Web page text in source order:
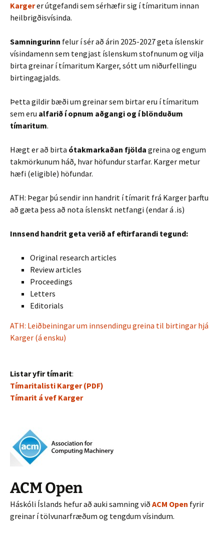
Kargerer útgefandi sem sérhæfir sig í tímaritum innan
heilbrigðisvísinda.
Samningurinn felur í sér að árin 2025-2027 geta íslenskir
vísindamenn sem tengjast íslenskum stofnunum og vilja
birta greinar í tímaritum Karger, sótt um niðurfellingu
birtingagjalds.
Þetta gildir bæði um greinar sem birtar eru í tímaritum
sem eru alfarið í opnum aðgangi og í blönduðum
tímaritum.
Hægt er að birta ótakmarkaðan fjölda greina og engum
takmörkunum háð, hvar höfundur starfar. Karger metur
hæfi (eligible) höfundar.
ATH: Þegar þú sendir inn handrit í tímarit frá Karger þarftu
að gæta þess að nota íslenskt netfangi (endar á .is)
Innsend handrit geta verið af eftirfarandi tegund:
Original research articles
Review articles
Proceedings
Letters
Editorials
ATH: Leiðbeiningar um innsendingu greina til birtingar hjá
Karger (á ensku)
Listar yfir tímarit:
Tímaritalisti Karger (PDF)
Tímarit á vef Karger
ACM Open
Háskóli Íslands hefur að auki samning við ACM Open fyrir
greinar í tölvunarfræðum og tengdum vísindum.